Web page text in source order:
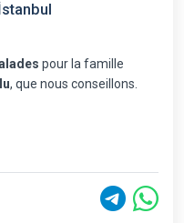
pour la famille
, que nous conseillons.